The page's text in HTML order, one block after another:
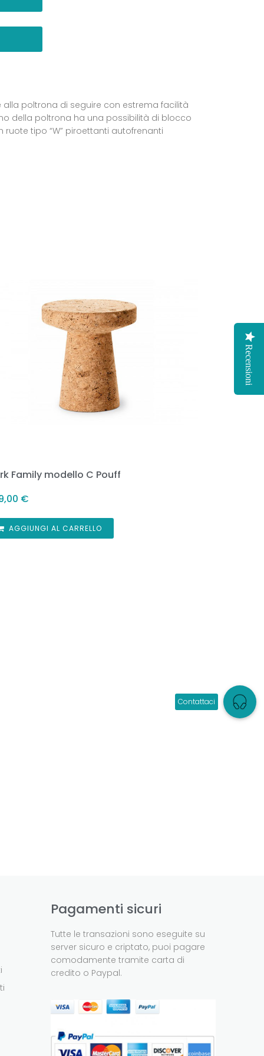
alla poltrona di seguire con estrema facilità
della poltrona ha una possibilità di blocco
tipo “W” piroettanti autofrenanti
Family modello C Pouff
€
AGGIUNGI AL CARRELLO
Pagamenti sicuri
Tutte le transazioni sono eseguite su
server sicuro e criptato, puoi pagare
comodamente tramite carta di
credito o Paypal.
Recensioni